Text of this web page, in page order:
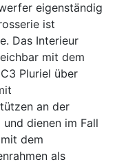
eigenständig
ist
Das Interieur
mit dem
Pluriel über
an der
dienen im Fall
dem
als